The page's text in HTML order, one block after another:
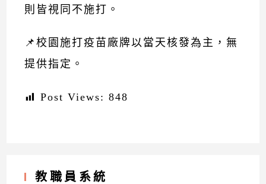
則皆視同不施打。
📌校園施打疫苗廠牌以當天核發為主，無
提供指定。
Post Views: 848
教職員系統